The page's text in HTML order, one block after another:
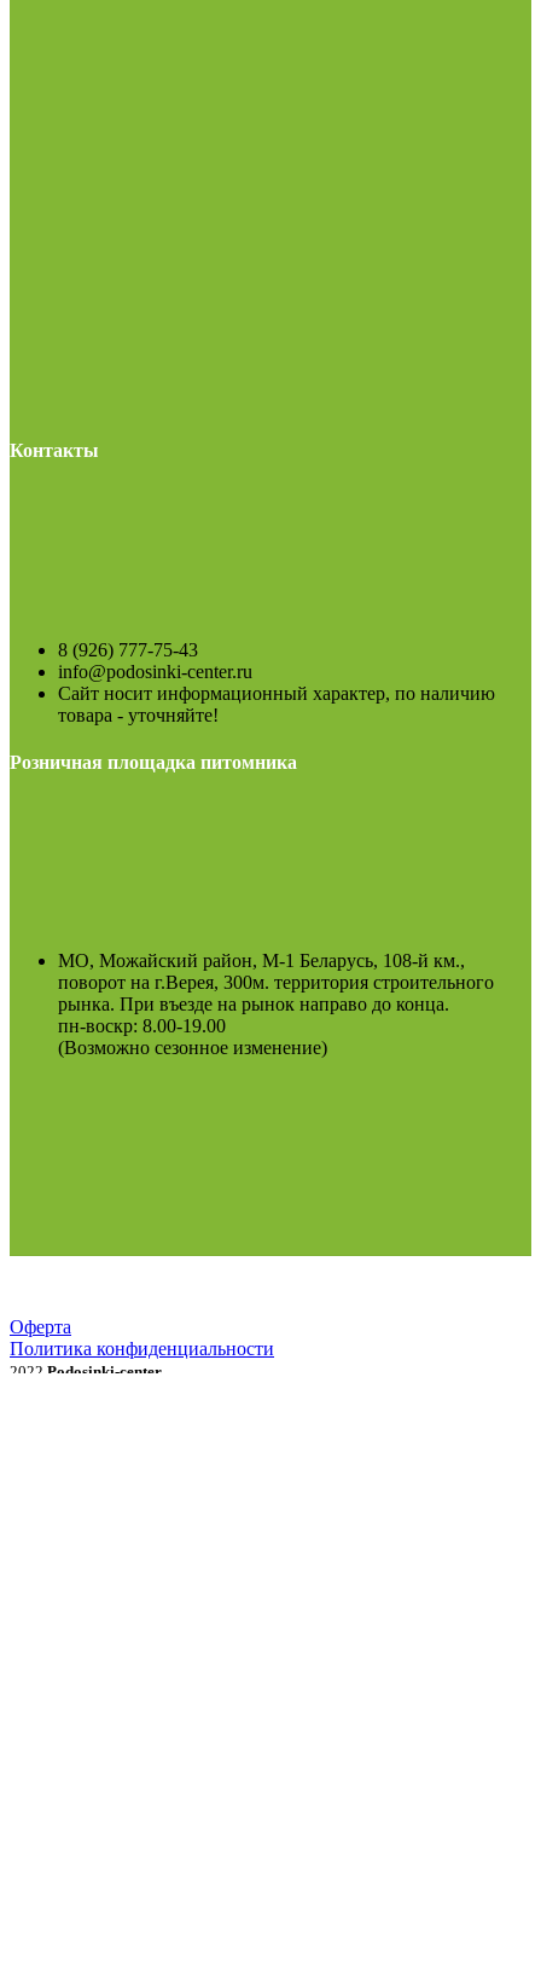
Контакты
8 (926) 777-75-43
info@podosinki-center.ru
Сайт носит информационный характер, по наличию
товара - уточняйте!
Розничная площадка питомника
МО, Можайский район, М-1 Беларусь, 108-й км.,
поворот на г.Верея, 300м. территория строительного
рынка. При въезде на рынок направо до конца.
пн-воскр: 8.00-19.00
(Возможно сезонное изменение)
Оферта
Политика конфиденциальности
2022 Podosinki-center